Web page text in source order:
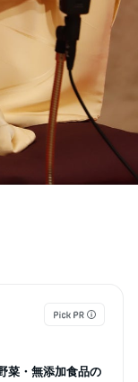
菜・無添加食品の